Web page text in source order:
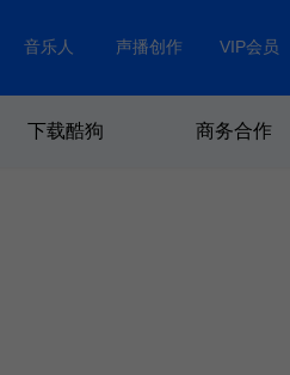
音乐人 声播创作 VIP会员
下载酷狗 商务合作